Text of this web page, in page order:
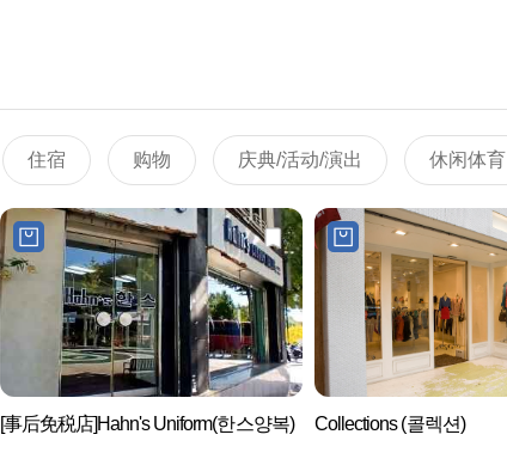
住宿 购物 庆典/活动/演出 休闲体育
[事后免税店]Hahn's Uniform(한스양복) Collections (콜렉션)